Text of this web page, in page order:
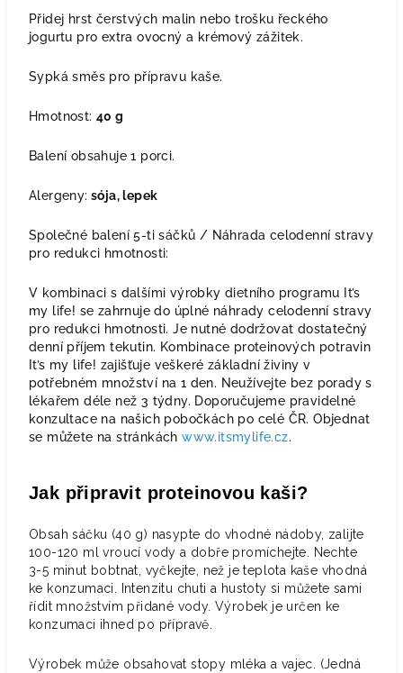
Přidej hrst čerstvých malin nebo trošku řeckého
jogurtu pro extra ovocný a krémový zážitek.
Sypká směs pro přípravu kaše.
Hmotnost: 40 g
Balení obsahuje 1 porci.
Alergeny: sója, lepek
Společné balení 5-ti sáčků / Náhrada celodenní stravy
pro redukci hmotnosti:
V kombinaci s dalšími výrobky dietního programu It’s
my life! se zahrnuje do úplné náhrady celodenní stravy
pro redukci hmotnosti. Je nutné dodržovat dostatečný
denní příjem tekutin. Kombinace proteinových potravin
It’s my life! zajišťuje veškeré základní živiny v
potřebném množství na 1 den. Neužívejte bez porady s
lékařem déle než 3 týdny. Doporučujeme pravidelné
konzultace na našich pobočkách po celé ČR. Objednat
se můžete na stránkáchwww.itsmylife.cz.
Jak připravit proteinovou kaši?
Obsah sáčku (40 g) nasypte do vhodné nádoby, zalijte
100-120 ml vroucí vody a dobře promíchejte. Nechte
3-5 minut bobtnat, vyčkejte, než je teplota kaše vhodná
ke konzumaci. Intenzitu chuti a hustoty si můžete sami
řídit množstvím přidané vody. Výrobek je určen ke
konzumaci ihned po přípravě.
Výrobek může obsahovat stopy mléka a vajec. (Jedná